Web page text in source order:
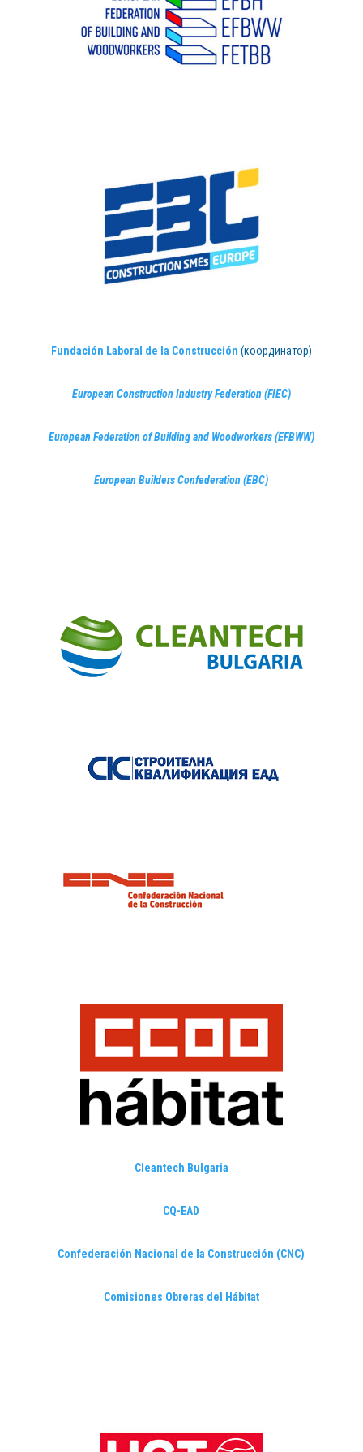
Fundación Laboral de la Construcción (координатор)
European Construction Industry Federation (FIEC)
European Federation of Building and Woodworkers (EFBWW)
European Builders Confederation (EBC)
Cleantech Bulgaria
CQ-EAD
Confederación Nacional de la Construcción (CNC)
Comisiones Obreras del Hábitat